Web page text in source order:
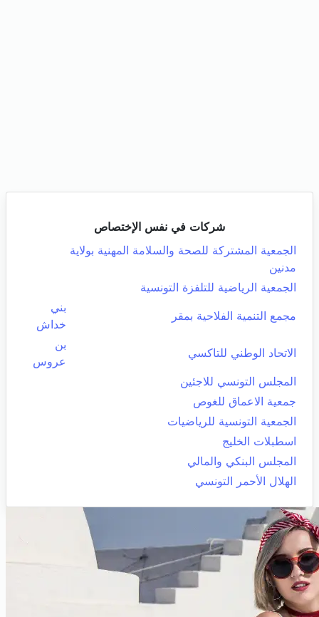
شركات في نفس الإختصاص
الجمعية المشتركة للصحة والسلامة المهنية بولاية
مدنين
الجمعية الرياضية للتلفزة التونسية
مجمع التنمية الفلاحية بمقر
بني
خداش
الاتحاد الوطني للتاكسي
بن
عروس
المجلس التونسي للاجئين
جمعية الاعماق للغوص
الجمعية التونسية للرياضيات
اسطبلات الخليج
المجلس البنكي والمالي
الهلال الأحمر التونسي